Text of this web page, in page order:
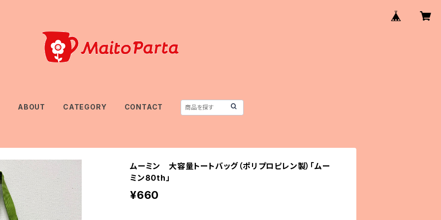
ABOUT CATEGORY CONTACT
ムーミン 大容量トートバッグ（ポリプロピレン製）「ムー
ミン80th」
¥660